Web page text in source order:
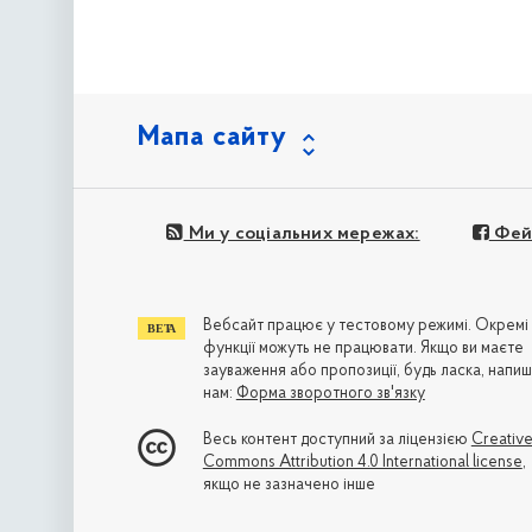
Мапа сайту
Ми у соціальних мережах:
Вебсайт працює у тестовому режимі. Окремі
функції можуть не працювати. Якщо ви маєте
зауваження або пропозиції, будь ласка,
нам: Форма зворотного зв'язку
Весь контент доступний за ліцензією Creative
Commons Attribution 4.0 International license,
якщо не зазначено інше